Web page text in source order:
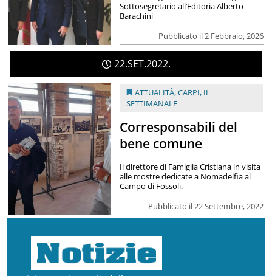
Pubblicato il 2 Febbraio, 2026
Sottosegretario all’Editoria Alberto
Barachini
22 SET 2022
ATTUALITÀ,CARPI, IL
SETTIMANALE
Corresponsabili del
bene comune
Pubblicato il 22 Settembre, 2022
Il direttore di Famiglia Cristiana in visita
alle mostre dedicate a Nomadelfia al
Campo di Fossoli.